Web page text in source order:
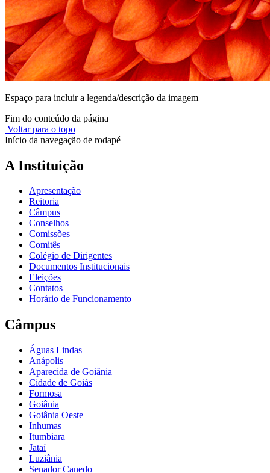
Espaço para incluir a legenda/descrição da imagem
Fim do conteúdo da página
Voltar para o topo
Início da navegação de rodapé
A Instituição
Apresentação
Reitoria
Câmpus
Conselhos
Comissões
Comitês
Colégio de Dirigentes
Documentos Institucionais
Eleições
Contatos
Horário de Funcionamento
Câmpus
Águas Lindas
Anápolis
Aparecida de Goiânia
Cidade de Goiás
Formosa
Goiânia
Goiânia Oeste
Inhumas
Itumbiara
Jataí
Luziânia
Senador Canedo